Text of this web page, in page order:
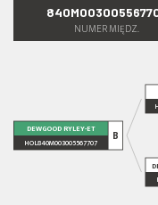
NUMER MIĘDZ.
DEWGOOD RYLEY-ET
HOL840M003005567707
B